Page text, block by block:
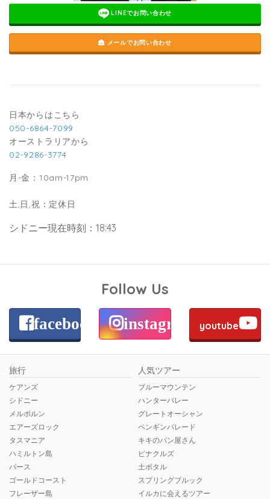
LINEでお問い合わせ
メールでお問い合わせ
日本からはこちら
050-6864-7099
オーストラリアから
02-9286-3774
月-金：10am-17pm
土,日,祝：定休日
シドニー現在時刻：18:43
Follow Us
facebook instagram youtube
旅行
ケアンズ
シドニー
メルボルン
エアーズロック
タスマニア
ハミルトン島
パース
ゴールドコースト
フレーザー島
人気ツアー
ブルーマウンテン
ハンターバレー
グレートオーシャン
ペンギンパレード
キキのパン屋さん
ピナクルズ
土ボタル
スプリングブルック
イルカに会えるツアー